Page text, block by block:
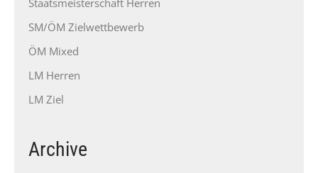
SM/ÖM Zielwettbewerb
ÖM Mixed
LM Herren
LM Ziel
Archive